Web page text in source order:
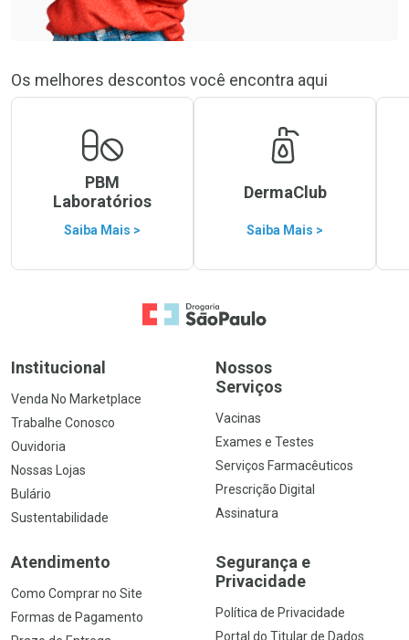
Os melhores descontos você encontra aqui
PBM
Laboratórios
Saiba Mais >
DermaClub
Saiba Mais >
Ir para a Home
Institucional
Venda No Marketplace
Trabalhe Conosco
Ouvidoria
Nossas Lojas
Bulário
Sustentabilidade
Nossos
Serviços
Vacinas
Exames e Testes
Serviços Farmacêuticos
Prescrição Digital
Assinatura
Atendimento
Como Comprar no Site
Formas de Pagamento
Segurança e
Privacidade
Política de Privacidade
Portal do Titular de Dados